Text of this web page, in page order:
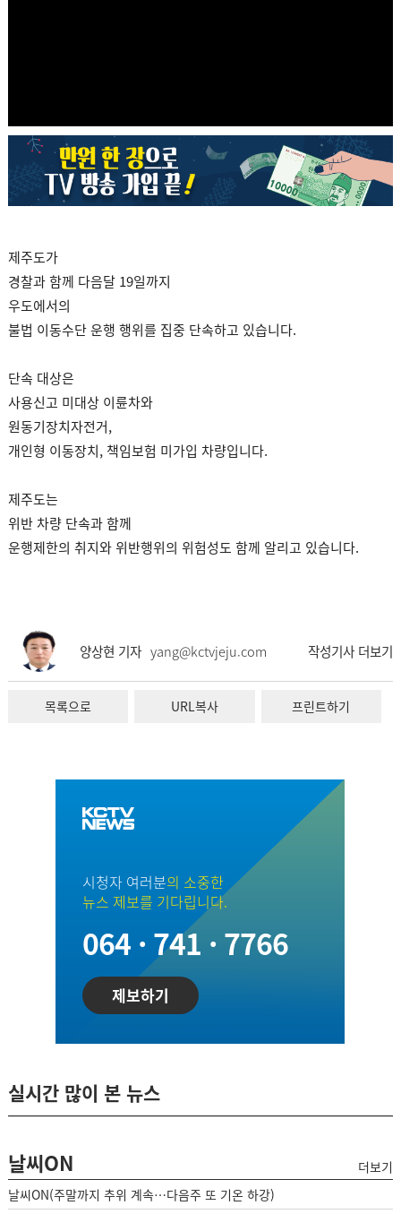
제주도가
경찰과 함께 다음달 19일까지
우도에서의
불법 이동수단 운행 행위를 집중 단속하고 있습니다.
단속 대상은
사용신고 미대상 이륜차와
원동기장치자전거,
개인형 이동장치, 책임보험 미가입 차량입니다.
제주도는
위반 차량 단속과 함께
운행제한의 취지와 위반행위의 위험성도 함께 알리고 있습니다.
양상현 기자 yang@kctvjeju.com 작성기사 더보기
목록으로 URL복사 프린트하기
시청자 여러분의 소중한
뉴스 제보를 기다립니다.
064 · 741 · 7766
제보하기
실시간 많이 본 뉴스
날씨ON
더보기
날씨ON(주말까지 추위 계속…다음주 또 기온 하강)